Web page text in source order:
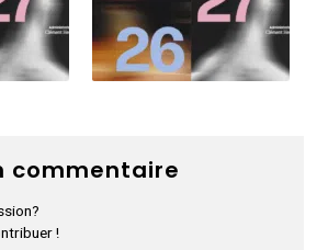
commentaire
!